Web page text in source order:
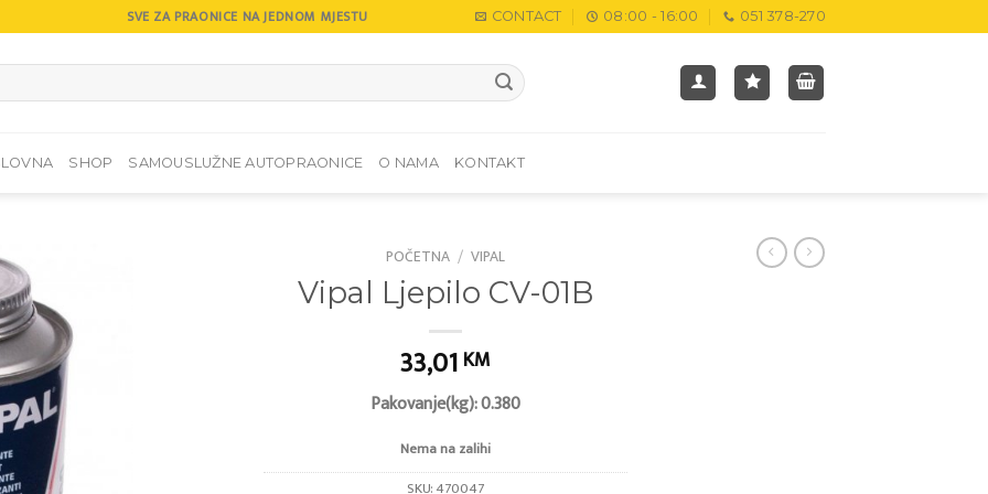
SVE ZA PRAONICE NA JEDNOM MJESTU CONTACT 08:00 - 16:00 051 378-270
SHOP SAMOUSLUŽNE AUTOPRAONICE O NAMA KONTAKT
wishlist
POČETNA / VIPAL
Vipal Ljepilo CV-01B
33,01 KM
Pakovanje(kg): 0.380
Nema na zalihi